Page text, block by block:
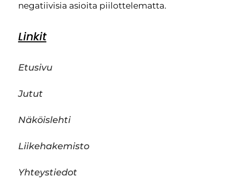
negatiivisia asioita piilottelematta.
Linkit
Etusivu
Jutut
Näköislehti
Liikehakemisto
Yhteystiedot